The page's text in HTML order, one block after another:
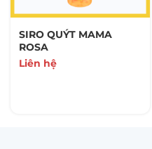
SIRO QUÝT MAMA
ROSA
Liên hệ